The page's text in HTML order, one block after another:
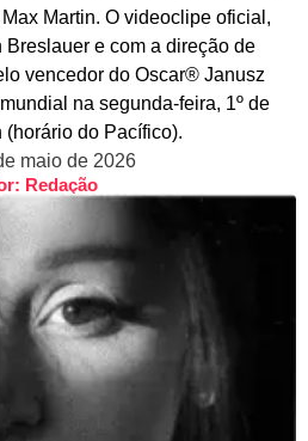
Martin. O videoclipe oficial,
e com a direção de
vencedor do Oscar® Janusz
na segunda-feira, 1º de
(horário do Pacífico).
maio de 2026
Redação